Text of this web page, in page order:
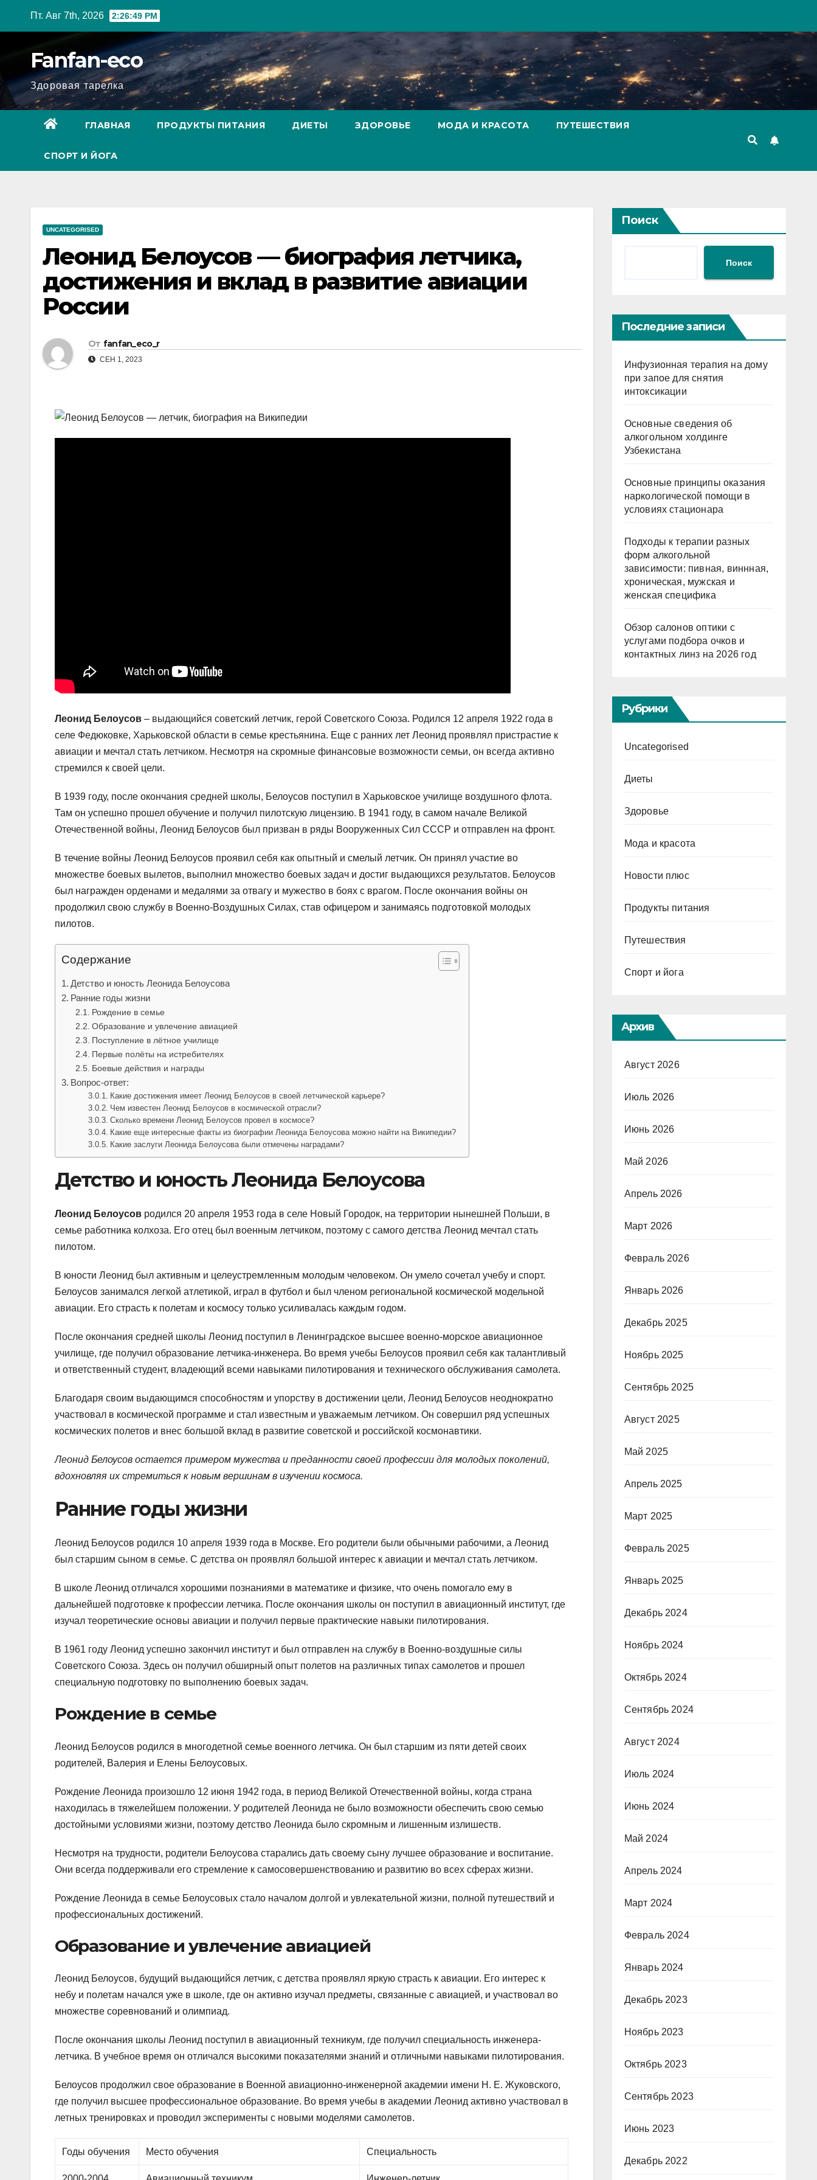
Пт. Авг 7th, 2026 2:26:50 PM
Fanfan-eco
Здоровая тарелка
ГЛАВНАЯ ПРОДУКТЫ ПИТАНИЯ ДИЕТЫ ЗДОРОВЬЕ МОДА И КРАСОТА ПУТЕШЕСТВИЯ
СПОРТ И ЙОГА
UNCATEGORISED
Леонид Белоусов — биография летчика,
достижения и вклад в развитие авиации
России
От fanfan_eco_r
СЕН 1, 2023
Леонид Белоусов – выдающийся советский летчик, герой Советского Союза. Родился 12 апреля 1922 года в
селе Федюковке, Харьковской области в семье крестьянина. Еще с ранних лет Леонид проявлял пристрастие к
авиации и мечтал стать летчиком. Несмотря на скромные финансовые возможности семьи, он всегда активно
стремился к своей цели.
В 1939 году, после окончания средней школы, Белоусов поступил в Харьковское училище воздушного флота.
Там он успешно прошел обучение и получил пилотскую лицензию. В 1941 году, в самом начале Великой
Отечественной войны, Леонид Белоусов был призван в ряды Вооруженных Сил СССР и отправлен на фронт.
В течение войны Леонид Белоусов проявил себя как опытный и смелый летчик. Он принял участие во
множестве боевых вылетов, выполнил множество боевых задач и достиг выдающихся результатов. Белоусов
был награжден орденами и медалями за отвагу и мужество в боях с врагом. После окончания войны он
продолжил свою службу в Военно-Воздушных Силах, став офицером и занимаясь подготовкой молодых
пилотов.
Содержание
Детство и юность Леонида Белоусова
Ранние годы жизни
Рождение в семье
Образование и увлечение авиацией
Поступление в лётное училище
Первые полёты на истребителях
Боевые действия и награды
Вопрос-ответ:
Какие достижения имеет Леонид Белоусов в своей летчической карьере?
Чем известен Леонид Белоусов в космической отрасли?
Сколько времени Леонид Белоусов провел в космосе?
Какие еще интересные факты из биографии Леонида Белоусова можно найти на Википедии?
Какие заслуги Леонида Белоусова были отмечены наградами?
Детство и юность Леонида Белоусова
Леонид Белоусов родился 20 апреля 1953 года в селе Новый Городок, на территории нынешней Польши, в
семье работника колхоза. Его отец был военным летчиком, поэтому с самого детства Леонид мечтал стать
пилотом.
В юности Леонид был активным и целеустремленным молодым человеком. Он умело сочетал учебу и спорт.
Белоусов занимался легкой атлетикой, играл в футбол и был членом региональной космической модельной
авиации. Его страсть к полетам и космосу только усиливалась каждым годом.
После окончания средней школы Леонид поступил в Ленинградское высшее военно-морское авиационное
училище, где получил образование летчика-инженера. Во время учебы Белоусов проявил себя как талантливый
и ответственный студент, владеющий всеми навыками пилотирования и технического обслуживания самолета.
Благодаря своим выдающимся способностям и упорству в достижении цели, Леонид Белоусов неоднократно
участвовал в космической программе и стал известным и уважаемым летчиком. Он совершил ряд успешных
космических полетов и внес большой вклад в развитие советской и российской космонавтики.
Леонид Белоусов остается примером мужества и преданности своей профессии для молодых поколений,
вдохновляя их стремиться к новым вершинам в изучении космоса.
Ранние годы жизни
Леонид Белоусов родился 10 апреля 1939 года в Москве. Его родители были обычными рабочими, а Леонид
был старшим сыном в семье. С детства он проявлял большой интерес к авиации и мечтал стать летчиком.
В школе Леонид отличался хорошими познаниями в математике и физике, что очень помогало ему в
дальнейшей подготовке к профессии летчика. После окончания школы он поступил в авиационный институт, где
изучал теоретические основы авиации и получил первые практические навыки пилотирования.
В 1961 году Леонид успешно закончил институт и был отправлен на службу в Военно-воздушные силы
Советского Союза. Здесь он получил обширный опыт полетов на различных типах самолетов и прошел
специальную подготовку по выполнению боевых задач.
Рождение в семье
Леонид Белоусов родился в многодетной семье военного летчика. Он был старшим из пяти детей своих
родителей, Валерия и Елены Белоусовых.
Рождение Леонида произошло 12 июня 1942 года, в период Великой Отечественной войны, когда страна
находилась в тяжелейшем положении. У родителей Леонида не было возможности обеспечить свою семью
достойными условиями жизни, поэтому детство Леонида было скромным и лишенным излишеств.
Несмотря на трудности, родители Белоусова старались дать своему сыну лучшее образование и воспитание.
Они всегда поддерживали его стремление к самосовершенствованию и развитию во всех сферах жизни.
Рождение Леонида в семье Белоусовых стало началом долгой и увлекательной жизни, полной путешествий и
профессиональных достижений.
Образование и увлечение авиацией
Леонид Белоусов, будущий выдающийся летчик, с детства проявлял яркую страсть к авиации. Его интерес к
небу и полетам начался уже в школе, где он активно изучал предметы, связанные с авиацией, и участвовал во
множестве соревнований и олимпиад.
После окончания школы Леонид поступил в авиационный техникум, где получил специальность инженера-
летчика. В учебное время он отличался высокими показателями знаний и отличными навыками пилотирования.
Белоусов продолжил свое образование в Военной авиационно-инженерной академии имени Н. Е. Жуковского,
где получил высшее профессиональное образование. Во время учебы в академии Леонид активно участвовал в
летных тренировках и проводил эксперименты с новыми моделями самолетов.
Годы обучения Место обучения Специальность
Поиск
Поиск
Последние записи
Инфузионная терапия на дому
при запое для снятия
интоксикации
Основные сведения об
алкогольном холдинге
Узбекистана
Основные принципы оказания
наркологической помощи в
условиях стационара
Подходы к терапии разных
форм алкогольной
зависимости: пивная, виннная,
хроническая, мужская и
женская специфика
Обзор салонов оптики с
услугами подбора очков и
контактных линз на 2026 год
Рубрики
Uncategorised
Диеты
Здоровье
Мода и красота
Новости плюс
Продукты питания
Путешествия
Спорт и йога
Архив
Август 2026
Июль 2026
Июнь 2026
Май 2026
Апрель 2026
Март 2026
Февраль 2026
Январь 2026
Декабрь 2025
Ноябрь 2025
Сентябрь 2025
Август 2025
Май 2025
Апрель 2025
Март 2025
Февраль 2025
Январь 2025
Декабрь 2024
Ноябрь 2024
Октябрь 2024
Сентябрь 2024
Август 2024
Июль 2024
Июнь 2024
Май 2024
Апрель 2024
Март 2024
Февраль 2024
Январь 2024
Декабрь 2023
Ноябрь 2023
Октябрь 2023
Сентябрь 2023
Июнь 2023
Декабрь 2022